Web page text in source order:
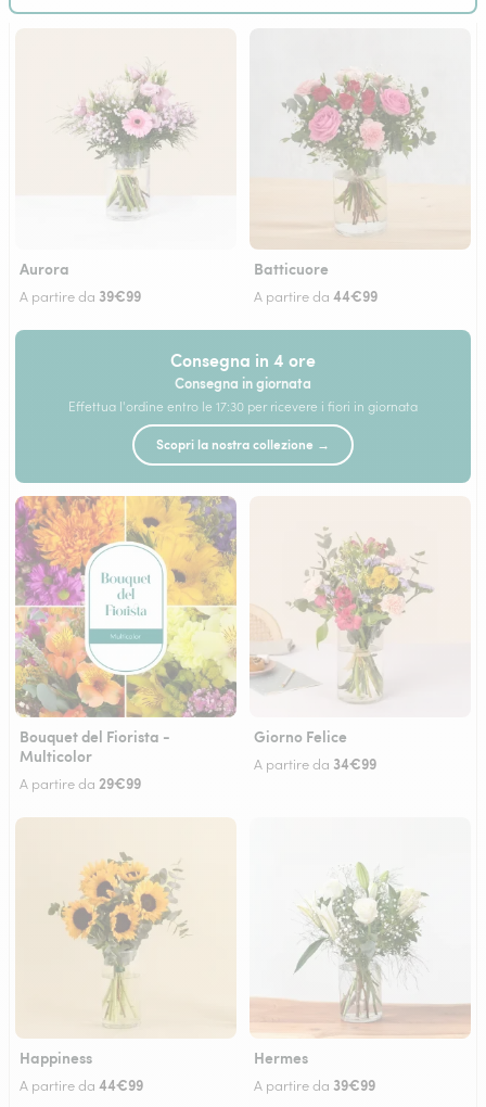
Aurora
A partire da 39€99
Batticuore
A partire da 44€99
Consegna in 4 ore
Consegna in giornata
Effettua l'ordine entro le 17:30 per ricevere i fiori in giornata
Scopri la nostra collezione →
Bouquet del Fiorista -
Multicolor
A partire da 29€99
Giorno Felice
A partire da 34€99
Happiness
A partire da 44€99
Hermes
A partire da 39€99